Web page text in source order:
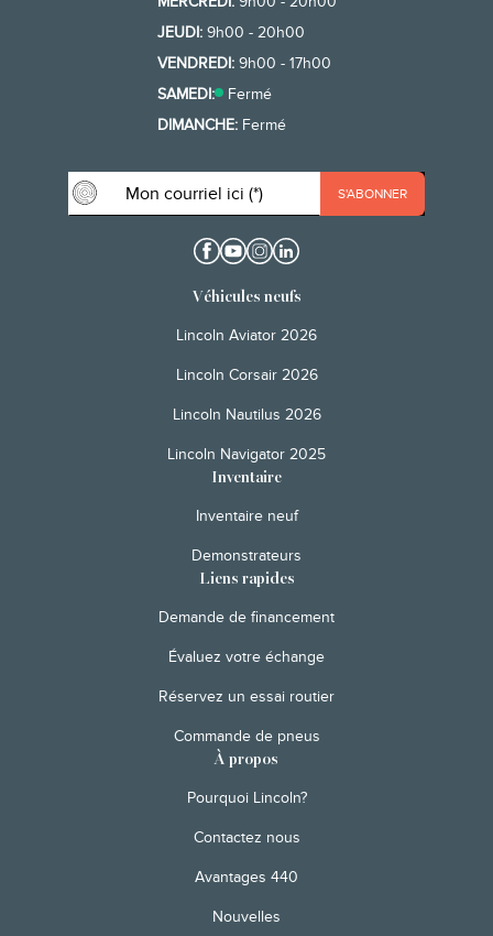
JEUDI: 9h00 - 20h00
VENDREDI: 9h00 - 17h00
SAMEDI:
Fermé
DIMANCHE: Fermé
Véhicules neufs
Lincoln Aviator 2026
Lincoln Corsair 2026
Lincoln Nautilus 2026
Lincoln Navigator 2025
Inventaire
Inventaire neuf
Demonstrateurs
Liens rapides
Demande de financement
Évaluez votre échange
Réservez un essai routier
Commande de pneus
À propos
Pourquoi Lincoln?
Contactez nous
Avantages 440
Nouvelles